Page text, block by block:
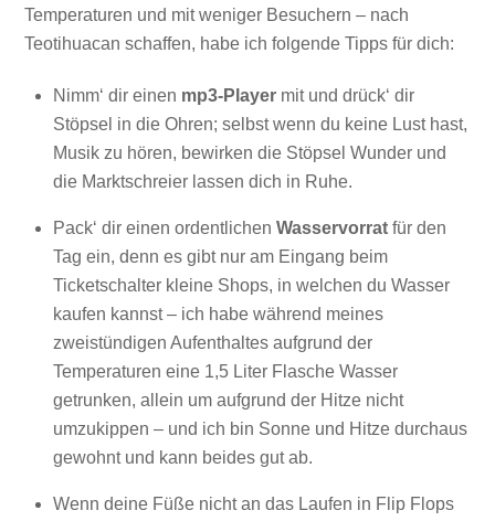
Temperaturen und mit weniger Besuchern – nach
Teotihuacan schaffen, habe ich folgende Tipps für dich:
Nimm‘ dir einen mp3-Player mit und drück‘ dir
Stöpsel in die Ohren; selbst wenn du keine Lust hast,
Musik zu hören, bewirken die Stöpsel Wunder und
die Marktschreier lassen dich in Ruhe.
Pack‘ dir einen ordentlichen Wasservorrat für den
Tag ein, denn es gibt nur am Eingang beim
Ticketschalter kleine Shops, in welchen du Wasser
kaufen kannst – ich habe während meines
zweistündigen Aufenthaltes aufgrund der
Temperaturen eine 1,5 Liter Flasche Wasser
getrunken, allein um aufgrund der Hitze nicht
umzukippen – und ich bin Sonne und Hitze durchaus
gewohnt und kann beides gut ab.
Wenn deine Füße nicht an das Laufen in Flip Flops